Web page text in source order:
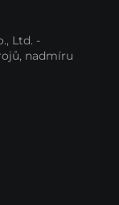
Ltd. -
nadmíru